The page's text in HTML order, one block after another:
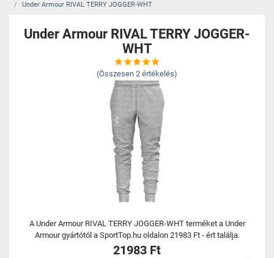
Under Armour RIVAL TERRY JOGGER-WHT
Under Armour RIVAL TERRY JOGGER-
WHT
(Összesen 2 értékelés)
A Under Armour RIVAL TERRY JOGGER-WHT terméket a Under
Armour gyártótól a SportTop.hu oldalon 21983 Ft - ért találja.
21983 Ft